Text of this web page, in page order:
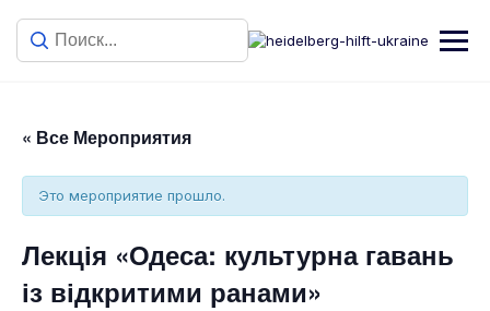
« Все Мероприятия
Это мероприятие прошло.
Лекція «Одеса: культурна гавань
із відкритими ранами»